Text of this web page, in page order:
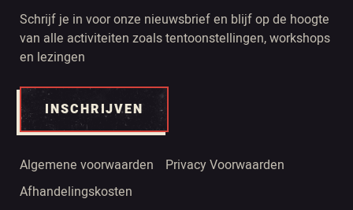
Schrijf je in voor onze nieuwsbrief en blijf op de hoogte
van alle activiteiten zoals tentoonstellingen, workshops
en lezingen
INSCHRIJVEN
Algemene voorwaarden
Privacy Voorwaarden
Afhandelingskosten